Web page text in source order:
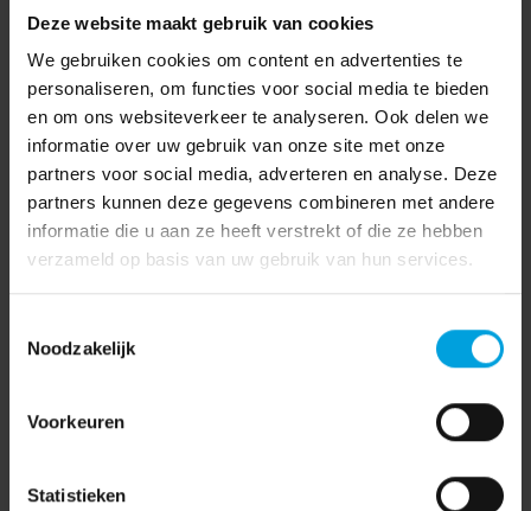
Deze website maakt gebruik van cookies
We gebruiken cookies om content en advertenties te
personaliseren, om functies voor social media te bieden
en om ons websiteverkeer te analyseren. Ook delen we
informatie over uw gebruik van onze site met onze
partners voor social media, adverteren en analyse. Deze
partners kunnen deze gegevens combineren met andere
informatie die u aan ze heeft verstrekt of die ze hebben
verzameld op basis van uw gebruik van hun services.
Noodzakelijk
Voorkeuren
Statistieken